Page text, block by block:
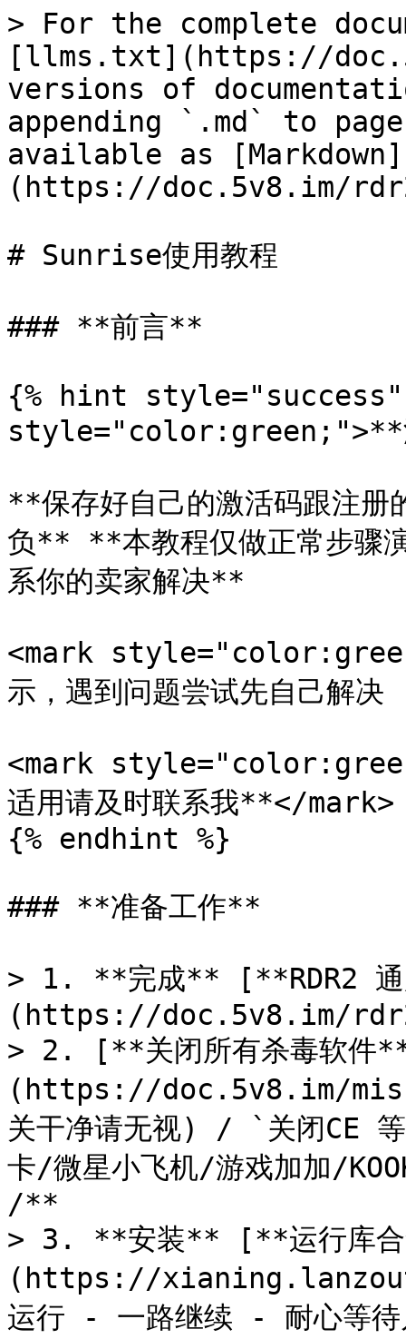
> For the complete
[llms.txt](https://
versions of
appending `.md` to
available as [Markdown]
(https://doc.5v8.im/
# Sunrise使用教程
### **前言**
{% hint style="success"
style="color:green;">**
**保存好自己的激活码跟注
负** **本教程仅做正常步骤
系你的卖家解决**
<mark
示，遇到问题尝试先自己
<mark
适用请及时联系我**</mark>
{% endhint %}
### **准备工作**
> 1. **完成** [**RDR2
(https://doc.5v8.im/
> 2. [**关闭所有杀毒软件
(https://doc.5v8.im/
关干净请无视) / `关闭CE
卡/微星小飞机/游戏加加/
/**
> 3. **安装** [**运行库
(https://
运行 - 一路继续 - 耐心等待